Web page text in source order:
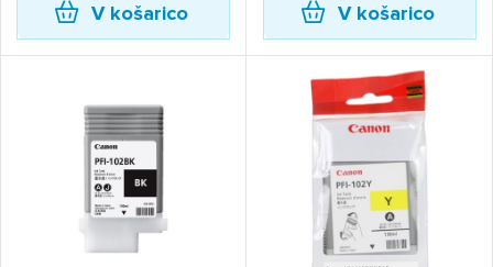
V košarico V košarico